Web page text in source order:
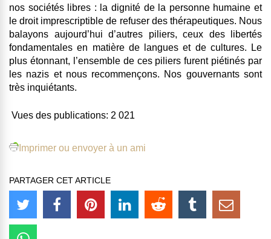
nos sociétés libres : la dignité de la personne humaine et
le droit imprescriptible de refuser des thérapeutiques. Nous
balayons aujourd’hui d’autres piliers, ceux des libertés
fondamentales en matière de langues et de cultures. Le
plus étonnant, l’ensemble de ces piliers furent piétinés par
les nazis et nous recommençons. Nos gouvernants sont
très inquiétants.
Vues des publications: 2 021
Imprimer ou envoyer à un ami
PARTAGER CET ARTICLE